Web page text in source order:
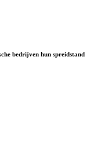
bedrijven hun spreidstand